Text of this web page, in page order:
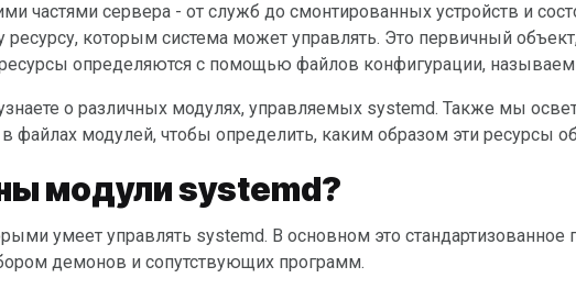
частями сервера - от служб до смонтированных устройств и
ресурсу, которым система может управлять. Это первичный
определяются с помощью файлов конфигурации,
файлах модулей, чтобы определить, каким образом эти ресурсы
модули systemd?
демонов и сопутствующих программ.